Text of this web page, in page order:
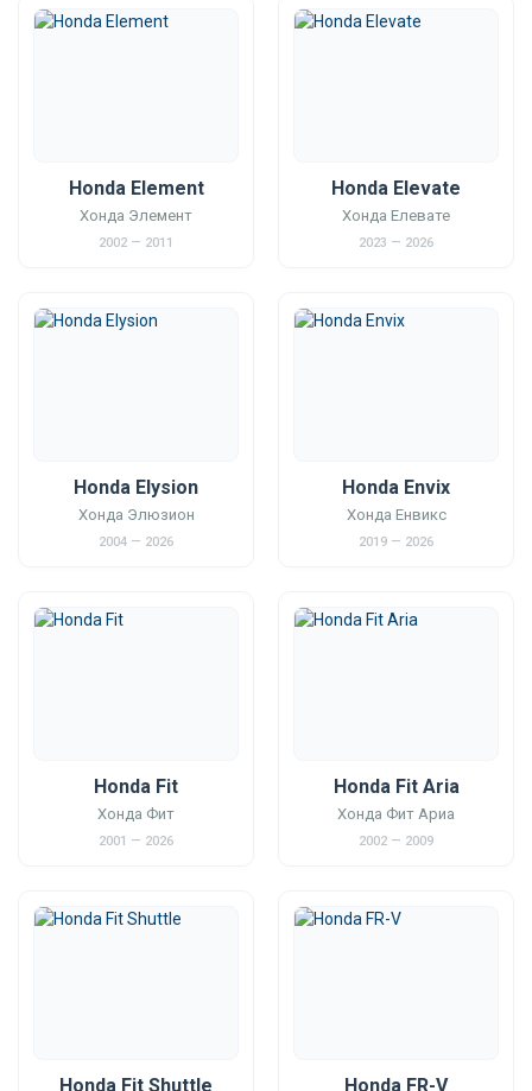
Honda Element
Хонда Элемент
2002 — 2011
Honda Elevate
Хонда Елевате
2023 — 2026
Honda Elysion
Хонда Элюзион
2004 — 2026
Honda Envix
Хонда Енвикс
2019 — 2026
Honda Fit
Хонда Фит
2001 — 2026
Honda Fit Aria
Хонда Фит Ариа
2002 — 2009
Honda Fit Shuttle Honda FR-V